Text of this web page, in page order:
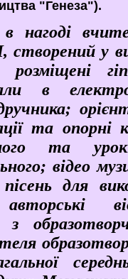
"Генеза").
нагоді
створений у
в
та опорні
та
відео
для
з